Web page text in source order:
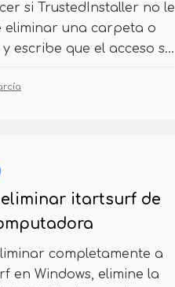
si TrustedInstaller no le
eliminar una carpeta o
escribe que el acceso s...
eliminar itartsurf de
completamente a
en Windows, elimine la